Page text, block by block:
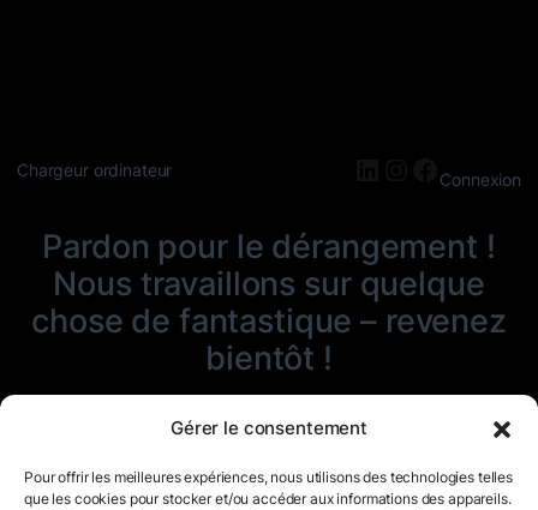
Gérer le consentement
Pour offrir les meilleures expériences, nous utilisons des technologies telles
que les cookies pour stocker et/ou accéder aux informations des appareils.
Chargeur ordinateur LinkedIn
Instagram
Connexion
Pardon pour le dérangement !
Nous travaillons sur quelque
chose de fantastique – revenez
bientôt !